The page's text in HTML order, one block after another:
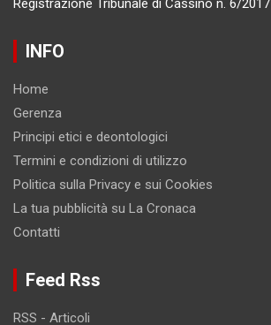
Registrazione Tribunale di Cassino n. 6/2017
INFO
Home
Gerenza
Principi etici e deontologici
Termini e condizioni di utilizzo
Politica sulla Privacy e sui Cookies
La tua pubblicità su La Cronaca
Contatti
Feed Rss
RSS - Articoli